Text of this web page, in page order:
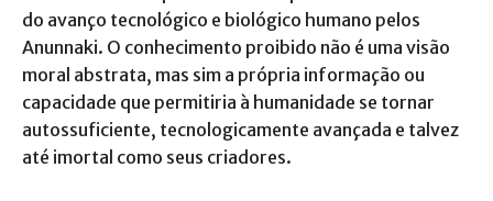
do avanço tecnológico e biológico humano pelos
Anunnaki. O conhecimento proibido não é uma visão
moral abstrata, mas sim a própria informação ou
capacidade que permitiria à humanidade se tornar
autossuficiente, tecnologicamente avançada e talvez
até imortal como seus criadores.